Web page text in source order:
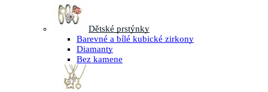
Dětské prstýnky
Barevné a bílé kubické zirkony
Diamanty
Bez kamene